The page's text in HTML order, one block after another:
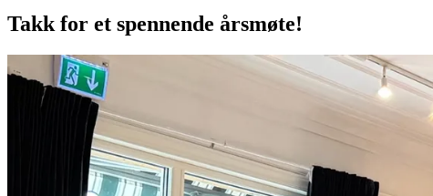
Takk for et spennende årsmøte!